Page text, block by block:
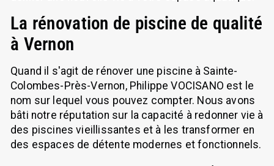
La rénovation de piscine de qualité
à Vernon
Quand il s'agit de rénover une piscine à Sainte-
Colombes-Près-Vernon, Philippe VOCISANO est le
nom sur lequel vous pouvez compter. Nous avons
bâti notre réputation sur la capacité à redonner vie à
des piscines vieillissantes et à les transformer en
des espaces de détente modernes et fonctionnels.